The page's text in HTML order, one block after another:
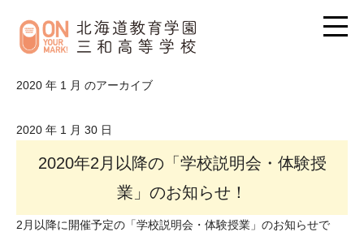
2020 年 1 月 のアーカイブ
2020 年 1 月 30 日
2020年2月以降の「学校説明会・体験授
業」のお知らせ！
2月以降に開催予定の「学校説明会・体験授業」のお知らせで